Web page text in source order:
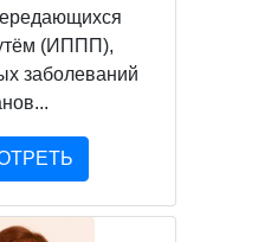
(ИППП),
заболеваний